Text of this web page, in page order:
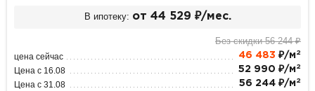
В ипотеку: от 44 529 ₽/мес.
Без скидки 56 244 ₽
цена сейчас 46 483 ₽/м 2
Цена с 16.08 52 990 ₽/м 2
Цена с 31.08 56 244 ₽/м 2